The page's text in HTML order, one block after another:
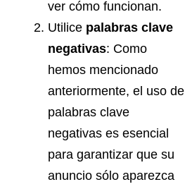
ver cómo funcionan.
Utilice palabras clave
negativas: Como
hemos mencionado
anteriormente, el uso de
palabras clave
negativas es esencial
para garantizar que su
anuncio sólo aparezca